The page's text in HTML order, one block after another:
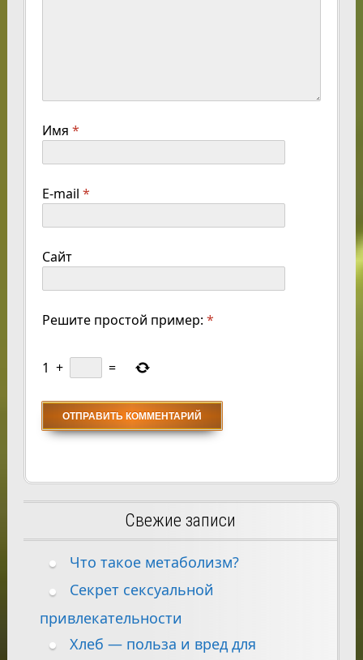
Имя *
E-mail *
Сайт
Решите простой пример: *
1 + =
Свежие записи
Что такое метаболизм?
Секрет сексуальной
привлекательности
Хлеб — польза и вред для